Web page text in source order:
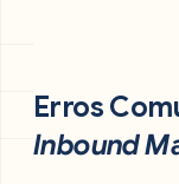
Erros
Inbound